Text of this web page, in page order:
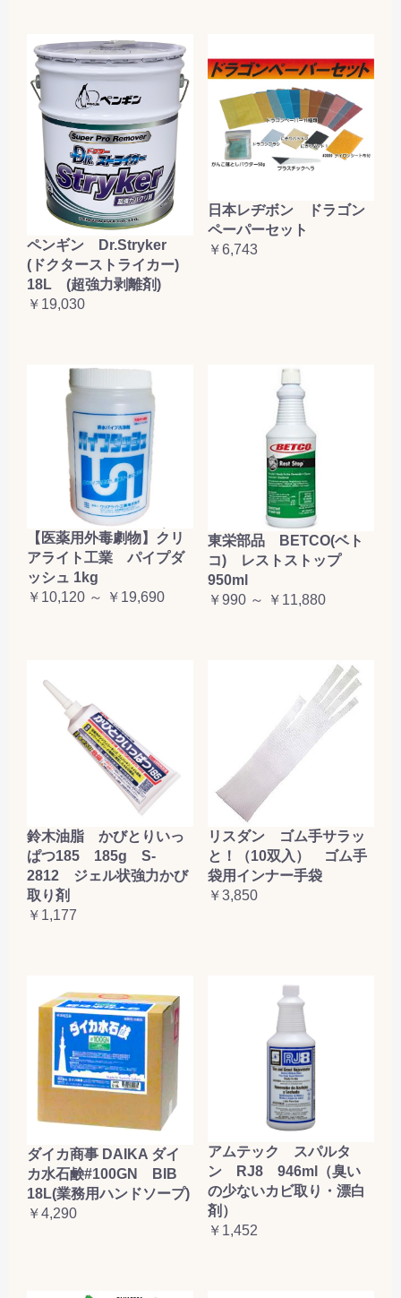
ペンギン Dr.Stryker
(ドクターストライカー)
18L (超強力剥離剤)
￥19,030
日本レヂボン ドラゴン
ペーパーセット
￥6,743
【医薬用外毒劇物】クリ
アライト工業 パイプダ
ッシュ 1kg
￥10,120 ～ ￥19,690
東栄部品 BETCO(ベト
コ) レストストップ
950ml
￥990 ～ ￥11,880
鈴木油脂 かびとりいっ
ぱつ185 185g S-
2812 ジェル状強力かび
取り剤
￥1,177
リスダン ゴム手サラッ
と！（10双入） ゴム手
袋用インナー手袋
￥3,850
ダイカ商事 DAIKA ダイ
カ水石鹸#100GN BIB
18L(業務用ハンドソープ)
￥4,290
アムテック スパルタ
ン RJ8 946ml（臭い
の少ないカビ取り・漂白
剤）
￥1,452